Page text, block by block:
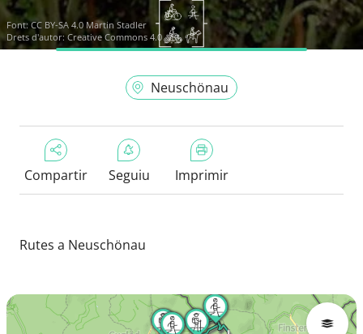
Font:CC BY-SA 4.0 Martin Stadler
Drets d'autor: Creative Commons 4.0
Neuschönau
Compartir Seguiu Imprimir
Rutes a Neuschönau